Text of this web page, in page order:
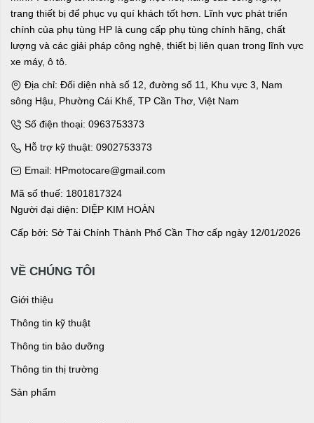
trang thiết bị để phục vụ quí khách tốt hơn. Lĩnh vực phát triển
chính của phụ tùng HP là cung cấp phụ tùng chính hãng, chất
lượng và các giải pháp công nghệ, thiết bị liên quan trong lĩnh vực
xe máy, ô tô.
Địa chỉ: Đối diện nhà số 12, đường số 11, Khu vực 3, Nam
sông Hậu, Phường Cái Khế, TP Cần Thơ, Việt Nam
Số điện thoại: 0963753373
Hỗ trợ kỹ thuật: 0902753373
Email: HPmotocare@gmail.com
Mã số thuế: 1801817324
Người đại diện: DIỆP KIM HOÀN
Cấp bởi: Sở Tài Chính Thành Phố Cần Thơ cấp ngày 12/01/2026
VỀ CHÚNG TÔI
Giới thiệu
Thông tin kỹ thuật
Thông tin bảo dưỡng
Thông tin thị trường
Sản phẩm